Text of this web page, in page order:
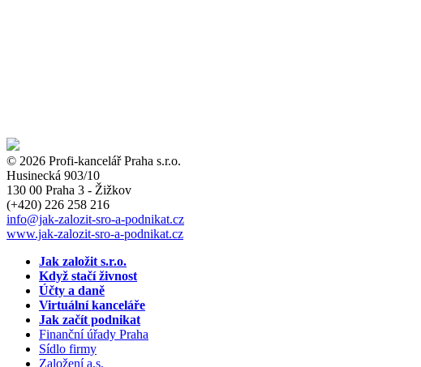
© 2026 Profi-kancelář Praha s.r.o.
Husinecká 903/10
130 00 Praha 3 - Žižkov
(+420) 226 258 216
info@jak-zalozit-sro-a-podnikat.cz
www.jak-zalozit-sro-a-podnikat.cz
Jak založit s.r.o.
Když stačí živnost
Účty a daně
Virtuální kanceláře
Jak začít podnikat
Finanční úřady Praha
Sídlo firmy
Založení a.s.